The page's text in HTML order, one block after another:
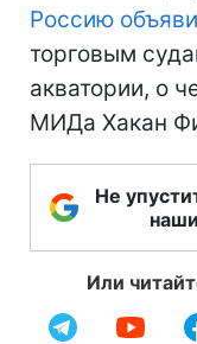
Россию
торговым
акватории, о
МИДа Хакан
Не
Или